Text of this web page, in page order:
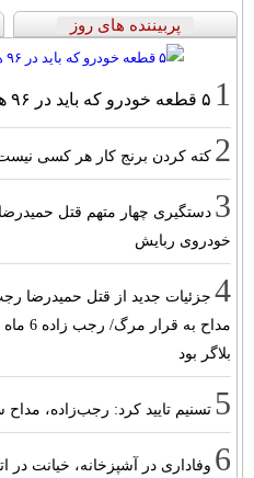
پربیننده های روز
1 ۵ قطعه خودرو که باید در ۹۶ هزار کیلومتر عوض کنید
2 کته کردن برنج کار هر کسی
3 دستگیری چهار متهم قتل
خودروی ربایش
4 جزئیات جدید از قتل حمیدرضا
مداح
بلاگر بود
5 تسنیم تایید کرد: رجب‌زاده،
6 وفاداری در آشپزخانه، خیانت